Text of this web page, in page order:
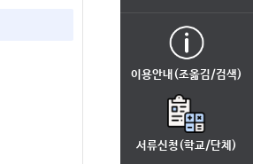
이용안내(조옮김/검색)
서류신청(학교/단체)